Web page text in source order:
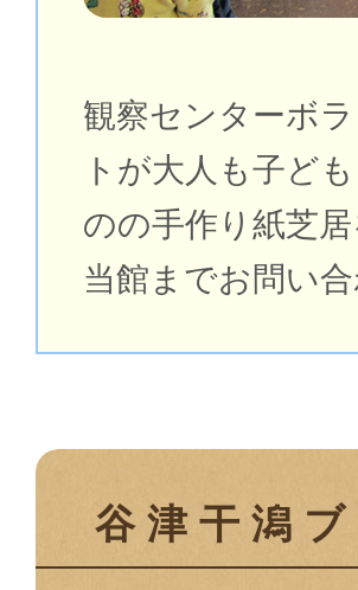
観察センターボ
トが大人も子ど
のの手作り紙芝
当館までお問い
谷津干潟